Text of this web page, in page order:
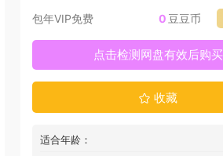
包年VIP免费 0 豆豆币
点击检测网盘有效后购买
收藏
适合年龄：